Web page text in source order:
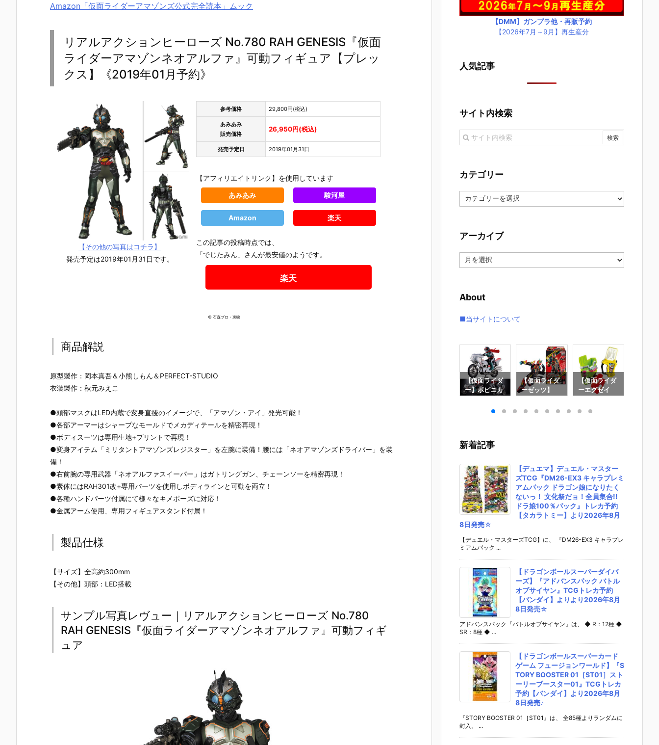
Amazon「仮面ライダーアマゾンズ公式完全読本」ムック
リアルアクションヒーローズ No.780 RAH GENESIS『仮面
ライダーアマゾンネオアルファ』可動フィギュア【プレッ
クス】《2019年01月予約》
【その他の写真はコチラ】
発売予定は2019年01月31日です。
参考価格 29,800円(税込)
あみあみ
販売価格
26,950円(税込)
発売予定日 2019年01月31日
【アフィリエイトリンク】を使用しています
あみあみ 駿河屋
Amazon 楽天
この記事の投稿時点では、
「でじたみん」さんが最安値のようです。
楽天
© 石森プロ・東映
商品解説
原型製作：岡本真吾＆小熊しもん＆PERFECT-STUDIO
衣装製作：秋元みえこ
●頭部マスクはLED内蔵で変身直後のイメージで、「アマゾン・アイ」発光可能！
●各部アーマーはシャープなモールドでメカディテールを精密再現！
●ボディスーツは専用生地+プリントで再現！
●変身アイテム「ミリタントアマゾンズレジスター」を左腕に装備！腰には「ネオアマゾンズドライバー」を装
備！
●右前腕の専用武器「ネオアルファスイーパー」はガトリングガン、チェーンソーを精密再現！
●素体にはRAH301改+専用パーツを使用しボディラインと可動を両立！
●各種ハンドパーツ付属にて様々なキメポーズに対応！
●金属アーム使用、専用フィギュアスタンド付属！
製品仕様
【サイズ】全高約300mm
【その他】頭部：LED搭載
サンプル写真レヴュー｜リアルアクションヒーローズ No.780
RAH GENESIS『仮面ライダーアマゾンネオアルファ』可動フィギ
ュア
【DMM】ガンプラ他・再販予約
【2026年7月～9月】再生産分
人気記事
サイト内検索
カテゴリー
カ
テ
ー
アーカイブ
ー
ブ
About
■当サイトについて
【仮面ライダ
EST『DX爆走
ット＆キメワ
ザスロットホ
【バンダイ】
より2026年7
【仮面ライダ
ー電王】SUP
ライマックス
携帯 DXケー
タロス』変身
なりきり予約
【バンダイ】
より2026年7
【仮面ライダ
ルト『DXブレ
イバックル』
仮面ライダー
剣 変身なりき
り予約【バン
ダイ】より20
発売☆
【東島丹三郎
い】figma
『岡田ユリコ
（電波人間タ
ックルVe
r.）』可動フ
ィギュア予約
イルカンパニ
ー】2027年5
月発売予定♪
ー ソフビパッ
ケージチャー
ム2＆チョコ
食玩グッズ予
約【バンダ
7年1月発売予
定♪
ズ『バーサス
ロード 4ポケ
ッズ予約【バ
ンダイ】より
8日発売♪
5』食玩シー
ル予約【バン
【仮面ライダ
ー】ポピニカ
号（仮面ライ
より2026年1
【仮面ライダ
ーゼッツ】
イダーゼッツ
【バンダイ】
より2026年8
月3日発売♪
【仮面ライダ
ーエグゼイ
EST『DX爆走
【バンダイ】
より2026年7
月25日発売♪
新着記事
【デュエマ】デュエル・マスター
ズTCG『DM26-EX3 キャラプレミ
アムパック ドラゴン娘になりたく
ないっ！ 文化祭だョ！全員集合!!
ドラ娘100％パック』トレカ予約
【タカラトミー】より2026年8月
8日発売☆
【デュエル・マスターズTCG】に、 『DM26-EX3 キャラプレ
ミアムパック ...
【ドラゴンボールスーパーダイバ
ーズ】『アドバンスパック バトル
オブサイヤン』TCGトレカ予約
【バンダイ】よりより2026年8月
8日発売☆
アドバンスパック『バトルオブサイヤン』は、 ◆ R：12種 ◆
SR：8種 ◆ ...
【ドラゴンボールスーパーカード
ゲーム フュージョンワールド】『S
TORY BOOSTER 01［ST01］スト
ーリーブースター01』TCGトレカ
予約【バンダイ】より2026年8月
8日発売♪
『STORY BOOSTER 01［ST01』は、 全85種よりランダムに
封入。 ...